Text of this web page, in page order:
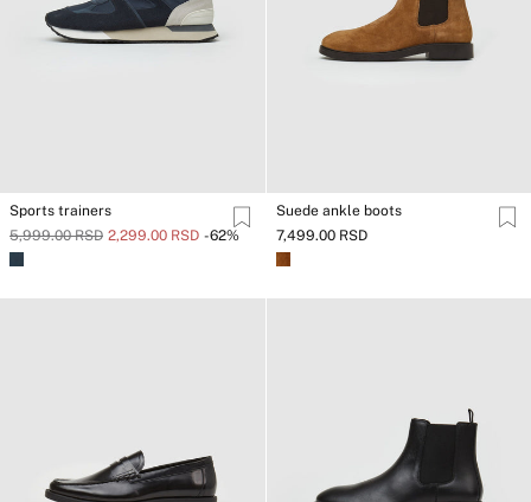
Sports trainers
5,999.00 RSD 2,299.00 RSD -62%
Suede ankle boots
7,499.00 RSD